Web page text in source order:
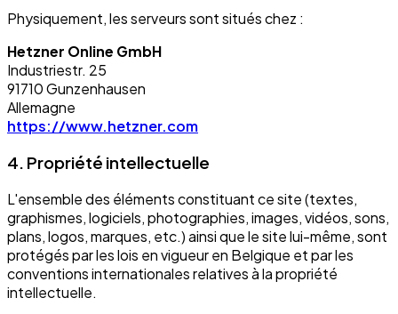
Physiquement, les serveurs sont situés chez :
Hetzner Online GmbH
Industriestr. 25
91710 Gunzenhausen
Allemagne
https://www.hetzner.com
4. Propriété intellectuelle
L'ensemble des éléments constituant ce site (textes,
graphismes, logiciels, photographies, images, vidéos, sons,
plans, logos, marques, etc.) ainsi que le site lui-même, sont
protégés par les lois en vigueur en Belgique et par les
conventions internationales relatives à la propriété
intellectuelle.